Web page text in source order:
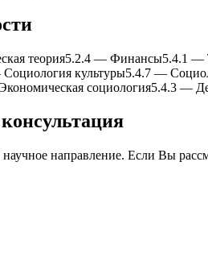
теория5.2.4 — Финансы5.4.1 —
Социология культуры5.4.7 —
социология5.4.3 —
направление. Если Вы